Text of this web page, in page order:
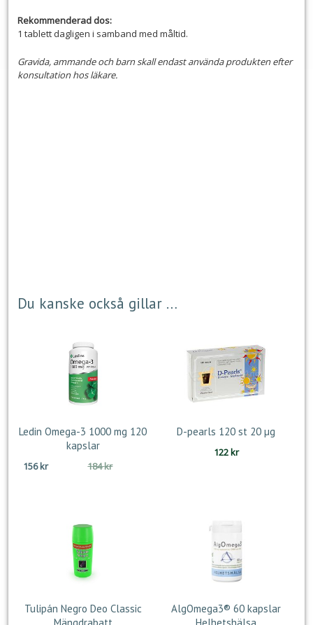
Rekommenderad dos:
1 tablett dagligen i samband med måltid.
Gravida, ammande och barn skall endast använda produkten efter
konsultation hos läkare.
Du kanske också gillar …
Ledin Omega-3 1000 mg 120
kapslar
184krDet
156kr
Det
D-pearls 120 st 20 µg
122kr
Tulipán Negro Deo Classic
AlgOmega3® 60 kapslar